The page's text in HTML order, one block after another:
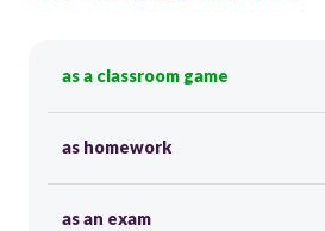
as a classroom game
as homework
as an exam